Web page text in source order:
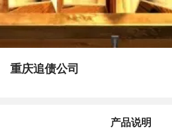
重庆追债公司
产品说明